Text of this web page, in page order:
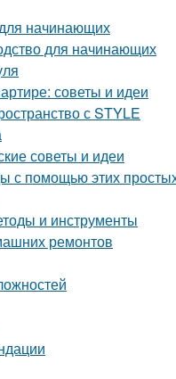
начинающих
для начинающих
советы и идеи
с STYLE
советы и идеи
с помощью этих
и инструменты
ремонтов